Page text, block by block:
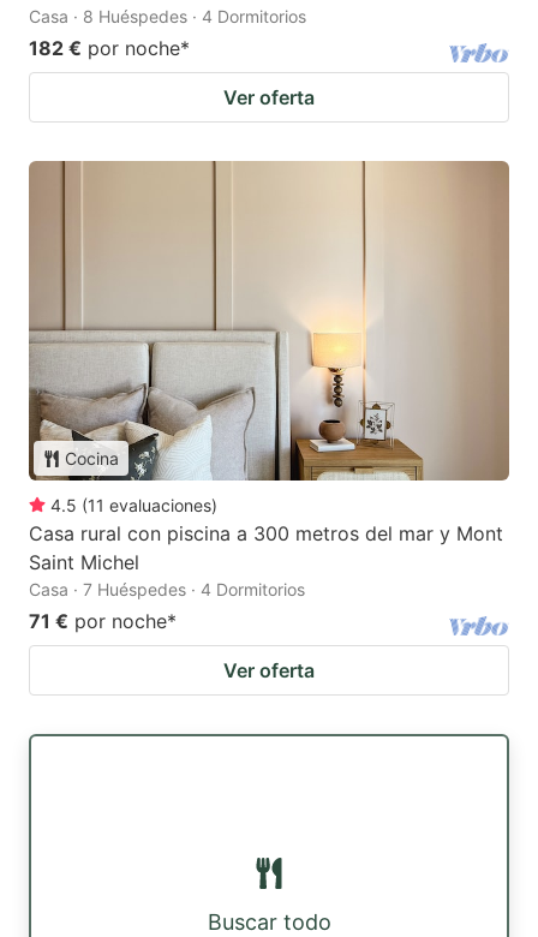
Casa · 8 Huéspedes · 4 Dormitorios
182 € por noche*
Ver oferta
Cocina
4.5 (11 evaluaciones)
Casa rural con piscina a 300 metros del mar y Mont
Saint Michel
Casa · 7 Huéspedes · 4 Dormitorios
71 € por noche*
Ver oferta
Buscar todo